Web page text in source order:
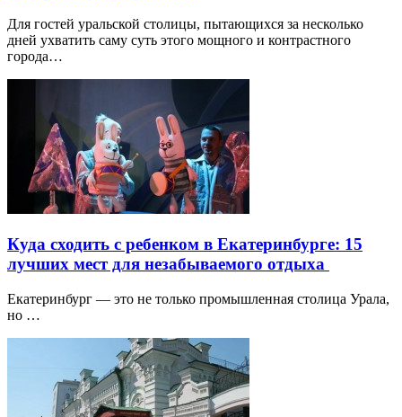
Для гостей уральской столицы, пытающихся за несколько
дней ухватить саму суть этого мощного и контрастного
города…
Куда сходить с ребенком в Екатеринбурге: 15
лучших мест для незабываемого отдыха
Екатеринбург — это не только промышленная столица Урала,
но …